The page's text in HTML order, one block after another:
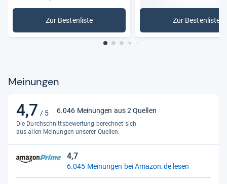
Unterstützte Geräte PC, Tablet und Smartphone
Ursprungsland Deutschland
Zur Bestenliste
: Card-Reader Zur Bestenliste
: SD-Card
Meinungen
4,7 / 5
4,7
von
5
Sternen
6.046 Meinungen aus 2 Quellen
Die Durchschnittsbewertung berechnet sich
aus allen Meinungen unserer Quellen.
4,7
4,7
von
6.045 Meinungen bei Amazon.de lesen